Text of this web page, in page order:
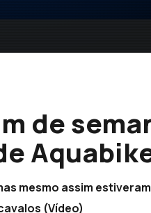
de
mesmo assim
(Vídeo)